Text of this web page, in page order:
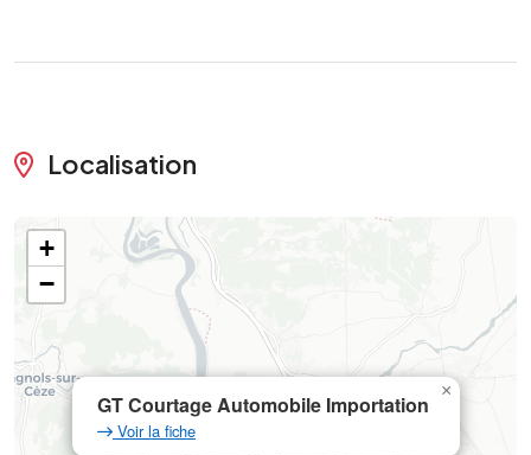
Localisation
GT Courtage Automobile Importation
Voir la fiche
×
+
−